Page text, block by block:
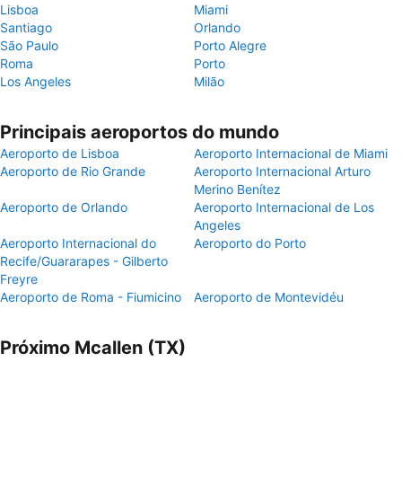
Lisboa
Miami
Santiago
Orlando
São Paulo
Porto Alegre
Roma
Porto
Los Angeles
Milão
Principais aeroportos do mundo
Aeroporto de Lisboa
Aeroporto Internacional de Miami
Aeroporto de Rio Grande
Aeroporto Internacional Arturo
Merino Benítez
Aeroporto de Orlando
Aeroporto Internacional de Los
Angeles
Aeroporto Internacional do
Recife/Guararapes - Gilberto
Freyre
Aeroporto do Porto
Aeroporto de Roma - Fiumicino Aeroporto de Montevidéu
Próximo Mcallen (TX)